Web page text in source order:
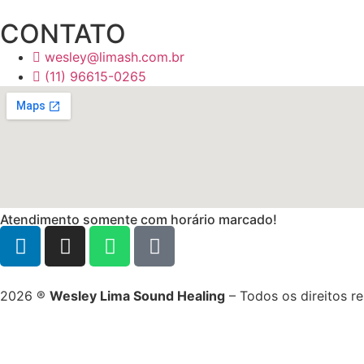
CONTATO
wesley@limash.com.br
(11) 96615-0265
Atendimento somente com horário marcado!
2026 ® Wesley Lima Sound Healing – Todos os direitos